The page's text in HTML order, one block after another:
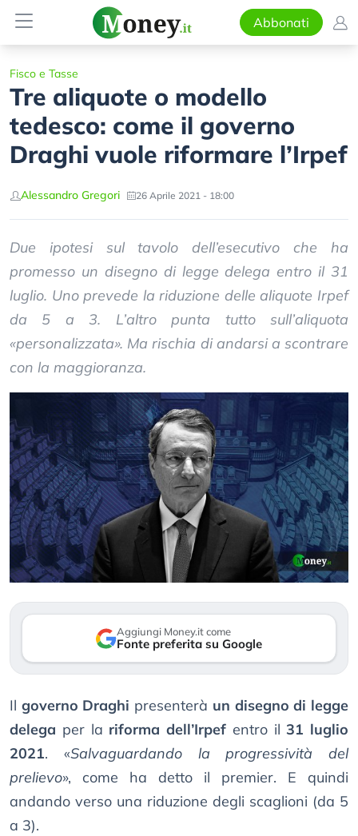
Abbonati
Fisco e Tasse
Tre aliquote o modello
tedesco: come il governo
Draghi vuole riformare l’Irpef
Alessandro Gregori 26 Aprile 2021 - 18:00
Due ipotesi sul tavolo dell’esecutivo che ha
promesso un disegno di legge delega entro il 31
luglio. Uno prevede la riduzione delle aliquote Irpef
da 5 a 3. L’altro punta tutto sull’aliquota
«personalizzata». Ma rischia di andarsi a scontrare
con la maggioranza.
Aggiungi Money.it come
Fonte preferita su Google
Il governo Draghi presenterà un disegno di legge
delega per la riforma dell’Irpef entro il31 luglio
2021. «Salvaguardando la progressività del
prelievo», come ha detto il premier. E quindi
andando verso una riduzione degli scaglioni (da 5
a 3).